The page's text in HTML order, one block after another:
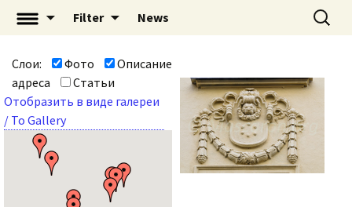
«Mascaron: Незримый
город» | mascaron.org
Filter News Найти:
Слои: Фото
Описание
адреса
Статьи
Отобразить в виде галереи
/ To Gallery